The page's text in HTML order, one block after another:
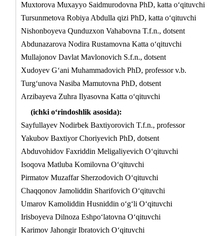
Muxtorova Muxayyo Saidmurodovna PhD, katta o‘qituvchi
Tursunmetova Robiya Abdulla qizi PhD, katta o‘qituvchi
Nishonboyeva Qunduzxon Vahabovna T.f.n., dotsent
Abdunazarova Nodira Rustamovna Katta o‘qituvchi
Mullajonov Davlat Mavlonovich S.f.n., dotsent
Xudoyev G‘ani Muhammadovich PhD, professor v.b.
Turg‘unova Nasiba Mamutovna PhD, dotsent
Arzibayeva Zuhra Ilyasovna Katta o‘qituvchi
(ichki o‘rindoshlik asosida):
Sayfullayev Nodirbek Baxtiyorovich T.f.n., professor
Yakubov Baxtiyor Choriyevich PhD, dotsent
Abduvohidov Faxriddin Meligaliyevich O‘qituvchi
Isoqova Matluba Komilovna O‘qituvchi
Pirmatov Muzaffar Sherzodovich O‘qituvchi
Chaqqonov Jamoliddin Sharifovich O‘qituvchi
Umarov Kamoliddin Husniddin o‘g‘li O‘qituvchi
Irisboyeva Dilnoza Eshpo‘latovna O‘qituvchi
Karimov Jahongir Ibratovich O‘qituvchi